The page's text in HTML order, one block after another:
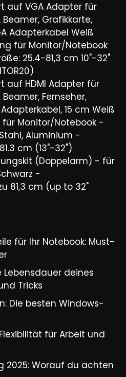
auf VGA Adapter für
Beamer, Grafikkarte,
Adapterkabel Weiß
für Monitor/Notebook
25.4-81,3 cm 10"-32"
auf HDMI Adapter für
Fernseher,
15 cm Weiß
für Monitor/Notebook -
Aluminium -
cm (13"-32")
(Doppelarm) - für
-
81,3 cm (up to 32"
für Ihr Notebook: Must-
deines
Tricks​
Die besten Windows-
für Arbeit und
2025: Worauf du achten